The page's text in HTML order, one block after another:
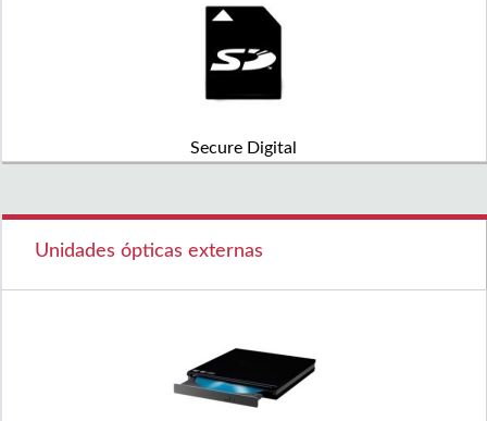
Secure Digital
Unidades ópticas externas